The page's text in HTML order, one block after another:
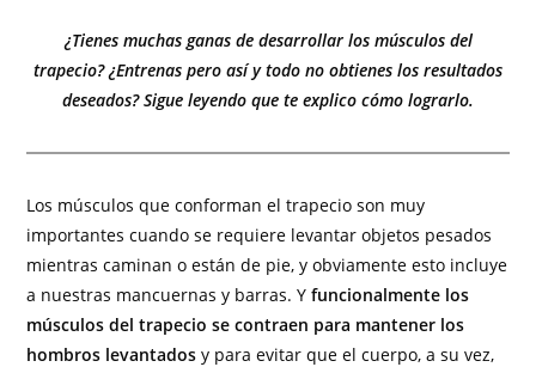
¿Tienes muchas ganas de desarrollar los músculos del
trapecio? ¿Entrenas pero así y todo no obtienes los resultados
deseados? Sigue leyendo que te explico cómo lograrlo.
Los músculos que conforman el trapecio son muy
importantes cuando se requiere levantar objetos pesados
mientras caminan o están de pie, y obviamente esto incluye
a nuestras mancuernas y barras. Yfuncionalmente los
músculos del trapecio se contraen para mantener los
hombros levantadosy para evitar que el cuerpo, a su vez,